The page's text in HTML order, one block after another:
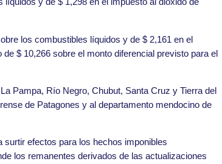
los combustibles líquidos y de $ 2,161 en el
$ 10,266 sobre el monto diferencial previsto para el
Pampa, Río Negro, Chubut, Santa Cruz y Tierra del
de Patagones y al departamento mendocino de
surtir efectos para los hechos imponibles
los remanentes derivados de las actualizaciones